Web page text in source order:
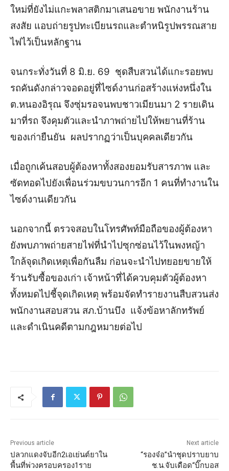
ใหม่ที่ยังไม่แกะพลาสติกมาเสนอขาย พนักงานร้าน
สงสัย แอบถ่ายรูปทะเบียนรถและตำหนิรูปพรรณสาย
ไฟไว้เป็นหลักฐาน
จนกระทั่งวันที่ 8 มิ.ย. 69 ชุดสืบสวนได้แกะรอยพบ
รถคันดังกล่าวจอดอยู่ที่ไซด์งานก่อสร้างแห่งหนึ่งใน
ต.หนองอิรุณ จึงซุ่มรอจนพบชาวเมียนมา 2 รายเดิน
มาที่รถ จึงคุมตัวและนำภาพถ่ายไปให้พยานที่ร้าน
ของเก่ายืนยัน ผลปรากฏว่าเป็นบุคคลเดียวกัน
เมื่อถูกเค้นสอบผู้ต้องหาทั้งสองยอมรับสารภาพ และ
ซัดทอดไปยังเพื่อนร่วมขบวนการอีก 1 คนที่ทำงานใน
ไซด์งานเดียวกัน
นอกจากนี้ ตรวจสอบในโทรศัพท์มือถือของผู้ต้องหา
ยังพบภาพถ่ายสายไฟที่นำไปซุกซ่อนไว้ในพงหญ้า
ใกล้จุดเกิดเหตุเพื่อกันลืม ก่อนจะนำไปทยอยขายให้
ร้านรับซื้อของเก่า เจ้าหน้าที่ได้ควบคุมตัวผู้ต้องหา
ทั้งหมดไปชี้จุดเกิดเหตุ พร้อมจัดทำรายงานสืบสวนส่ง
พนักงานสอบสวน สภ.บ้านบึง แจ้งข้อหาลักทรัพย์
และดำเนินคดีตามกฎหมายต่อไป
Previous article
ปลวกแดงจับอีก2เอเย่นต์ยาใน
พื้นที่พ่วงครอบครอง1ราย
Next article
“รองจ๋อ”นำชุดปราบยาบ
ช.น.จับเดือด“บิ๊กบอส